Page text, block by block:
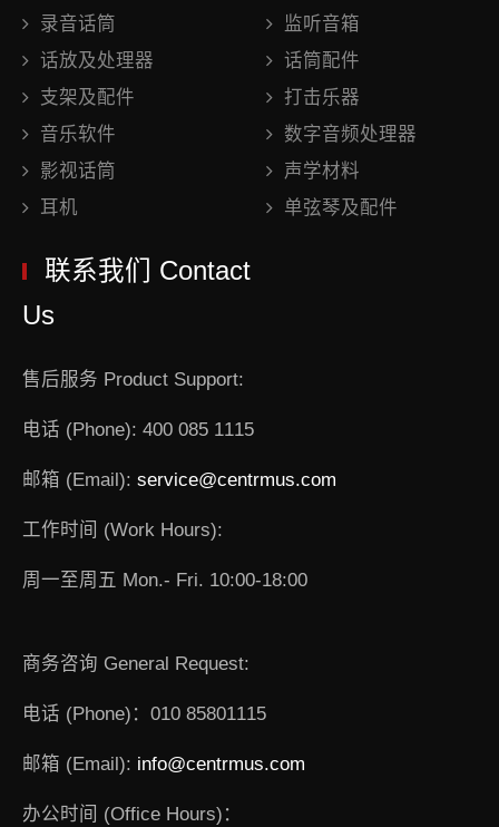
录音话筒
监听音箱
话放及处理器
话筒配件
支架及配件
打击乐器
音乐软件
数字音频处理器
影视话筒
声学材料
耳机
单弦琴及配件
联系我们 Contact
Us
售后服务 Product Support:
电话 (Phone): 400 085 1115
邮箱 (Email): service@centrmus.com
工作时间 (Work Hours):
周一至周五 Mon.- Fri. 10:00-18:00
商务咨询 General Request:
电话 (Phone)：010 85801115
邮箱 (Email): info@centrmus.com
办公时间 (Office Hours)：